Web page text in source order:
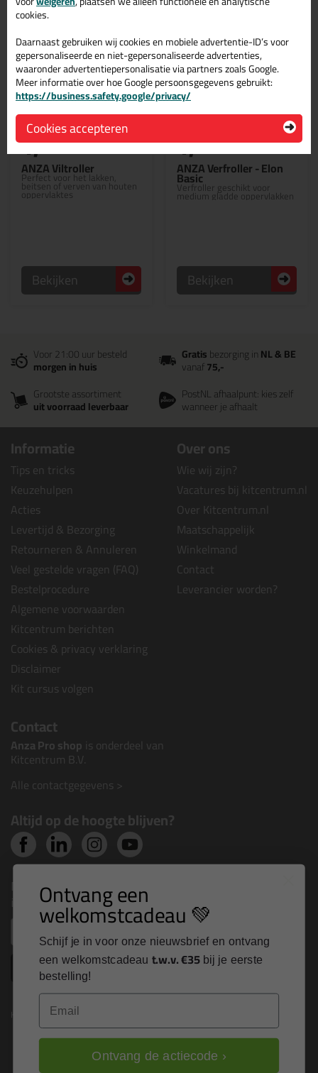
ANZA Viltroller
Perfect voor het lakken,
beitsen of verven van houten
oppervlaktes
1,59
Bekijken
ANZA Verfroller - Elon
Basic
Verfroller geschikt voor
medium gladde oppervlakken
1,49
Bekijken
Voor 21:00 uur besteld
morgen in huis
Gratisbezorging inNL & BE
vanaf75,-
Grootste assortiment
uit voorraad leverbaar
PostNL afhaalpunt: kies zelf
wanneer je afhaalt
Informatie
Tips en tricks
Keuzehulpen
Acties
Levertijd & Bezorging
Retourneren & Annuleren
Veel gestelde vragen (FAQ)
Bestelprocedure
Algemene voorwaarden
Kitcentrum berichten
Cookies & privacy verklaring
Disclaimer
Kit cursus volgen
Over ons
Wie wij zijn?
Vacatures bij kitcentrum.nl
Over Kitcentrum.nl
Maatschappelijk
Winkelmand
Contact
Leverancier worden?
Contact
Anza Pro shop is onderdeel van
Kitcentrum B.V.
Alle contactgegevens >
Altijd op de hoogte blijven?
Nieuws, tips en exclusieve deals rechtstreeks in je
inbox
Inschrijven
Kitcentrum is trots op:
cookies.
Daarnaast gebruiken wij cookies en mobiele advertentie-ID’s voor
gepersonaliseerde en niet-gepersonaliseerde advertenties,
waaronder advertentiepersonalisatie via partners zoals Google.
Meer informatie over hoe Google persoonsgegevens gebruikt:
https://business.safety.google/privacy/
Cookies accepteren
Ontvang een
welkomstcadeau 💚
Schijf je in voor onze nieuwsbrief en ontvang
een welkomstcadeau t.w.v. €35 bij je eerste
bestelling!
Email
Ontvang de actiecode ›